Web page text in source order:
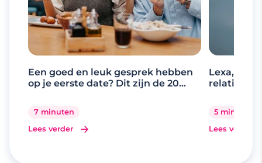
Een goed en leuk gesprek hebben
op je eerste date? Dit zijn de 20
7 minuten
Lees verder
Lexa, de
relaties
5 minuten
Lees verder